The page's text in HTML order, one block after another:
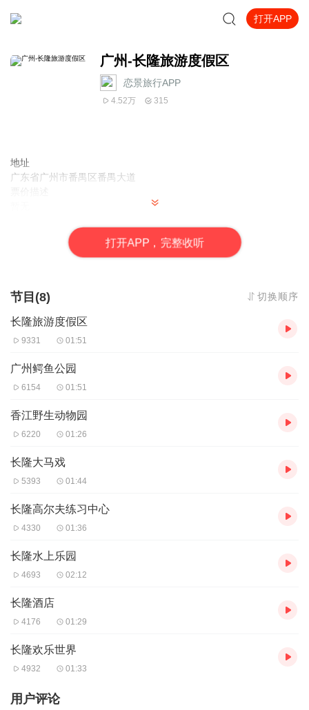
打开APP
广州-长隆旅游度假区
恋景旅行APP
4.52万 315
地址
广东省广州市番禺区番禺大道
由于涉及5个园区，不同景区开放时间各不一致，大部分园区开放时
间为9:30-18:00左右，大马戏除外，大马戏为晚上开演，可点击介
暂无
音频来源于链景旅行
打开APP，完整收听
节目(8) 切换顺序
长隆旅游度假区
9331 01:51
广州鳄鱼公园
6154 01:51
香江野生动物园
6220 01:26
长隆大马戏
5393 01:44
长隆高尔夫练习中心
4330 01:36
长隆水上乐园
4693 02:12
长隆酒店
4176 01:29
长隆欢乐世界
4932 01:33
用户评论